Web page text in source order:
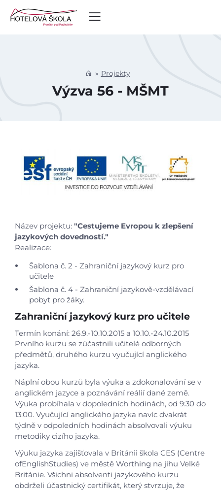
Projekty
Výzva 56 - MŠMT
Název projektu: "Cestujeme Evropou k zlepšení
jazykových dovedností."
Realizace:
Šablona č. 2 - Zahraniční jazykový kurz pro
učitele
Šablona č. 4 - Zahraniční jazykově-vzdělávací
pobyt pro žáky.
Zahraniční jazykový kurz pro učitele
Termín konání: 26.9.-10.10.2015 a 10.10.-24.10.2015
Prvního kurzu se zúčastnili učitelé odborných
předmětů, druhého kurzu vyučující anglického
jazyka.
Náplní obou kurzů byla výuka a zdokonalování se v
anglickém jazyce a poznávání reálií dané země.
Výuka probíhala v dopoledních hodinách, od 9:30 do
13:00. Vyučující anglického jazyka navíc dvakrát
týdně v odpoledních hodinách absolvovali výuku
metodiky cizího jazyka.
Výuku jazyka zajišťovala v Británii škola CES (Centre
ofEnglishStudies) ve městě Worthing na jihu Velké
Británie. Všichni absolventi jazykového kurzu
obdrželi účastnický certifikát, který stvrzuje, že